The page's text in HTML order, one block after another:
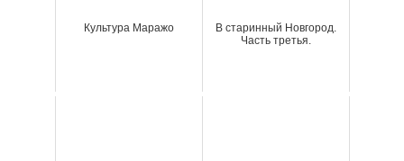
Культура Маражо
В старинный Новгород.
Часть третья.